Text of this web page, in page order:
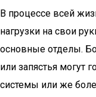
В процессе всей
нагрузки на свои
основные отделы.
или запястья могут
системы или же